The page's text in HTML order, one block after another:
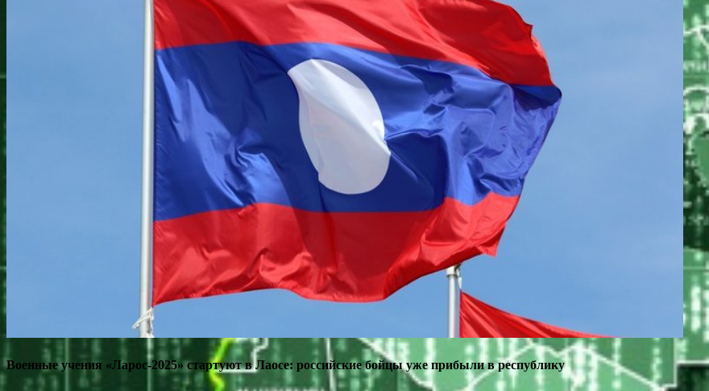
Военные учения «Ларос-2025» стартуют в Лаосе: российские бойцы уже прибыли в республику